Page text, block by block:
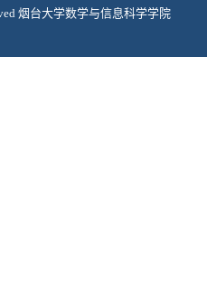
烟台大学数学与信息科学学院